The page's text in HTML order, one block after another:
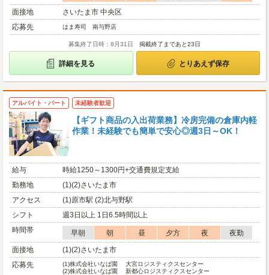
面接地
さいたま市 中央区
応募先
はま寿司 南与野店
募集終了日時：8月31日 掲載終了まであと23日
詳細を見る とりあえず保存
アルバイト・パート 未経験者歓迎
【ギフト商品の入出荷業務】冷房完備の倉庫内軽
作業！未経験でも簡単で安心◎週3日～OK！
給与
時給1250～1300円+交通費規定支給
勤務地
(1)(2)さいたま市
アクセス
(1)原市駅 (2)北与野駅
シフト
週3日以上 1日6.5時間以上
時間帯
早朝 朝 昼 夕方 夜
夜勤
面接地
(1)(2)さいたま市
応募先
(1)株式会社いなば園 大宮ロジスティクスセンター
(2)株式会社いなば園 新都心ロジスティクスセンター